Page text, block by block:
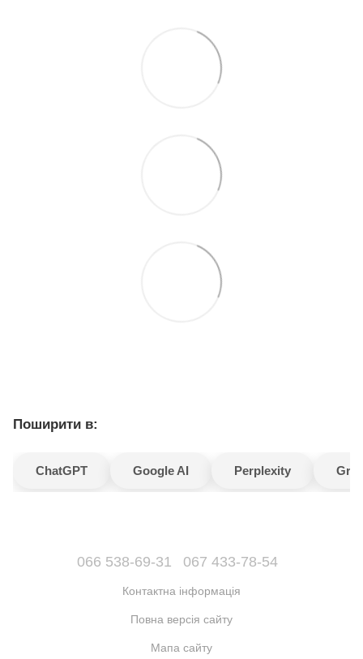
Поширити в:
ChatGPT Google AI Perplexity
066 538-69-31 067 433-78-54
Контактна інформація
Повна версія сайту
Мапа сайту